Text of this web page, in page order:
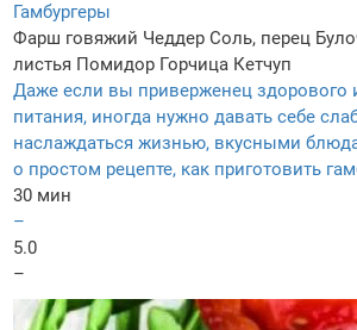
Гамбургеры
Фарш говяжий Чеддер Соль, перец
листья Помидор Горчица Кетчуп
Даже если вы приверженец здорового
питания, иногда нужно давать себе
наслаждаться жизнью, вкусными
о простом рецепте, как приготовить
30 мин
–
5.0
–